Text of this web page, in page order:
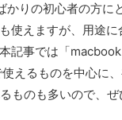
りの初心者の方に
使えますが、用途
記事では「
えるものを中心に
ものも多いので、